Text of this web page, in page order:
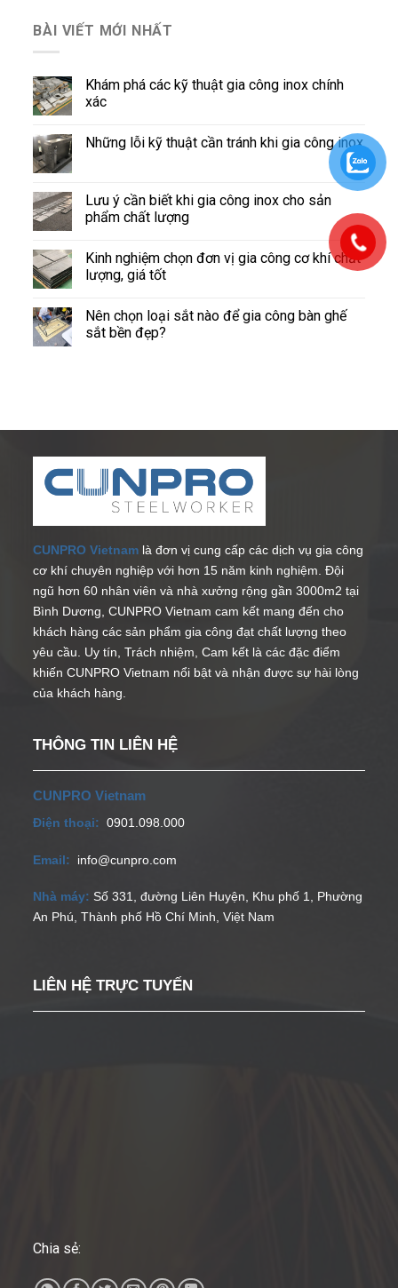
BÀI VIẾT MỚI NHẤT
Khám phá các kỹ thuật gia công inox chính
xác
Những lỗi kỹ thuật cần tránh khi gia công inox
Lưu ý cần biết khi gia công inox cho sản
phẩm chất lượng
Kinh nghiệm chọn đơn vị gia công cơ khí chất
lượng, giá tốt
Nên chọn loại sắt nào để gia công bàn ghế
sắt bền đẹp?
CUNPRO Vietnam là đơn vị cung cấp các dịch vụ gia công
cơ khí chuyên nghiệp với hơn 15 năm kinh nghiệm. Đội
ngũ hơn 60 nhân viên và nhà xưởng rộng gần 3000m2 tại
Bình Dương, CUNPRO Vietnam cam kết mang đến cho
khách hàng các sản phẩm gia công đạt chất lượng theo
yêu cầu. Uy tín, Trách nhiệm, Cam kết là các đặc điểm
khiến CUNPRO Vietnam nổi bật và nhận được sự hài lòng
của khách hàng.
THÔNG TIN LIÊN HỆ
CUNPRO Vietnam
Điện thoại: 0901.098.000
Email: info@cunpro.com
Nhà máy: Số 331, đường Liên Huyện, Khu phố 1, Phường
An Phú, Thành phố Hồ Chí Minh, Việt Nam
LIÊN HỆ TRỰC TUYẾN
Chia sẻ: